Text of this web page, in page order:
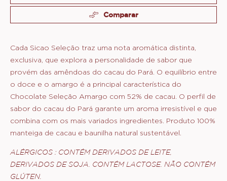
Comparar
Cada Sicao Seleção traz uma nota aromática distinta,
exclusiva, que explora a personalidade de sabor que
provém das amêndoas do cacau do Pará. O equilíbrio entre
o doce e o amargo é a principal característica do
Chocolate Seleção Amargo com 52% de cacau. O perfil de
sabor do cacau do Pará garante um aroma irresistível e que
combina com os mais variados ingredientes. Produto 100%
manteiga de cacau e baunilha natural sustentável.
ALÉRGICOS : CONTÉM DERIVADOS DE LEITE,
DERIVADOS DE SOJA. CONTÉM LACTOSE. NÃO CONTÉM
GLÚTEN.